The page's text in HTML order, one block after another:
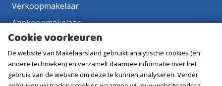
Verkoopmakelaar
Aankoopmakelaar
Contact
Vacatures
Cookie voorkeuren
De website van Makelaarsland gebruikt analytische cookies (en
andere technieken) en verzamelt daarmee informatie over het
gebruik van de website om deze te kunnen analyseren. Verder